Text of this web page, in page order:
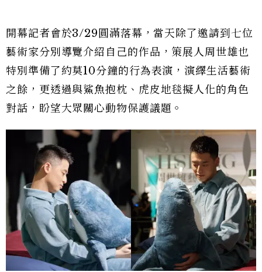
開幕記者會於3/29圓滿落幕，當天除了邀請到七位
藝術家分別導覽介紹自己的作品，策展人周世雄也
特別準備了約莫10分鐘的行為表演，演繹生活藝術
之餘，更透過與鯊魚抱枕、虎皮地毯擬人化的角色
對話，盼望大眾關心動物保護議題。